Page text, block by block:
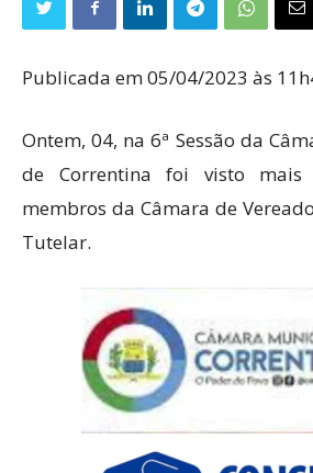
Publicada em 05/04/2023 às
Ontem, 04, na 6ª Sessão da
de Correntina foi visto
membros da Câmara de
Tutelar.